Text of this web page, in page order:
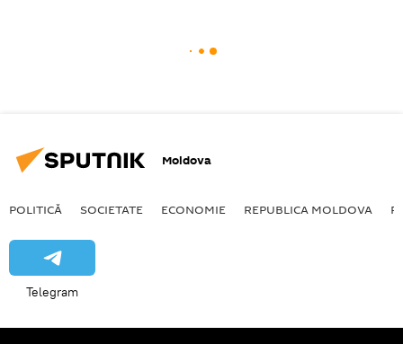
Moldova
POLITICĂ SOCIETATE ECONOMIE REPUBLICA MOLDOVA
Telegram